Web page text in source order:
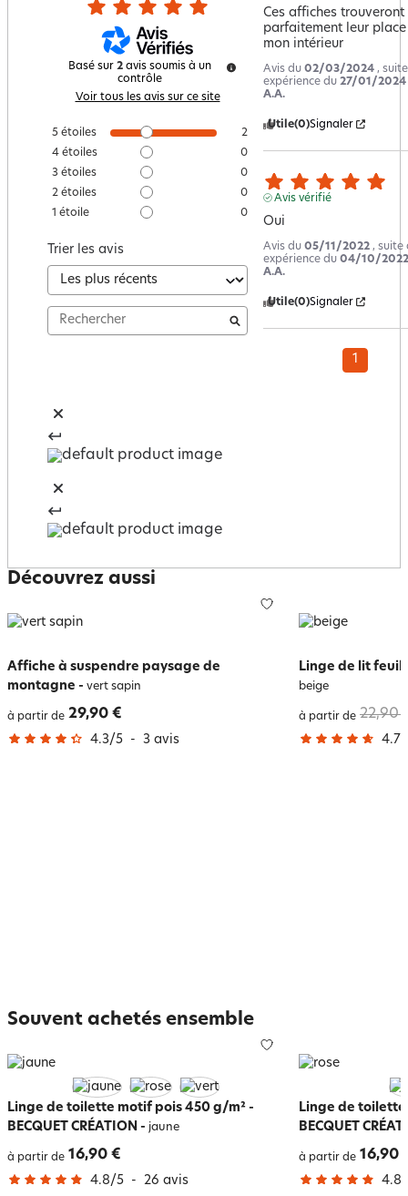
Basé sur 2 avis soumis à un
contrôle
Voir tous les avis sur ce site
5 étoiles
2
4 étoiles
0
3 étoiles
0
2 étoiles
0
1 étoile 0
Trier les avis
Ces affiches trouveront
parfaitement leur
mon intérieur
Avis du 02/03/2024 ,
expérience du 27/01/2024
A.A.
Utile(0)Signaler
Avis vérifié
Oui
Avis du 05/11/2022 , suite
expérience du 04/10/2022
A.A.
Utile(0)Signaler
1
Découvrez aussi
Affiche à suspendre paysage de
montagne - vert sapin
à partir de 29,90 €
4.3/5 - 3 avis
Linge de lit
beige
à partir de 22,90
4.7
Souvent achetés ensemble
Linge de toilette motif pois 450 g/m² -
BECQUET CRÉATION - jaune
à partir de 16,90 €
4.8/5 - 26 avis
Linge de
BECQUET
à partir de 16,90
4.8